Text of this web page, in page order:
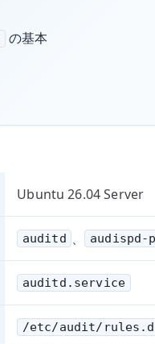
の基本
Ubuntu 26.04 Server
auditd 、 audispd-
auditd.service
/etc/audit/